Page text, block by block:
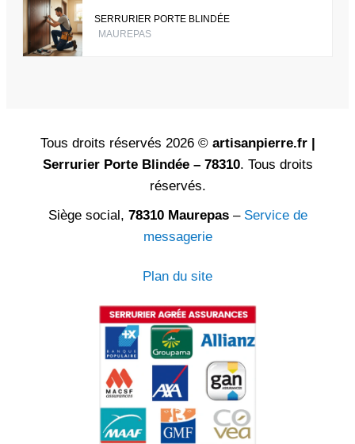
SERRURIER PORTE BLINDÉE
MAUREPAS
Tous droits réservés 2026 © artisanpierre.fr |
Serrurier Porte Blindée – 78310. Tous droits
réservés.
Siège social, 78310 Maurepas– Service de
messagerie
Plan du site